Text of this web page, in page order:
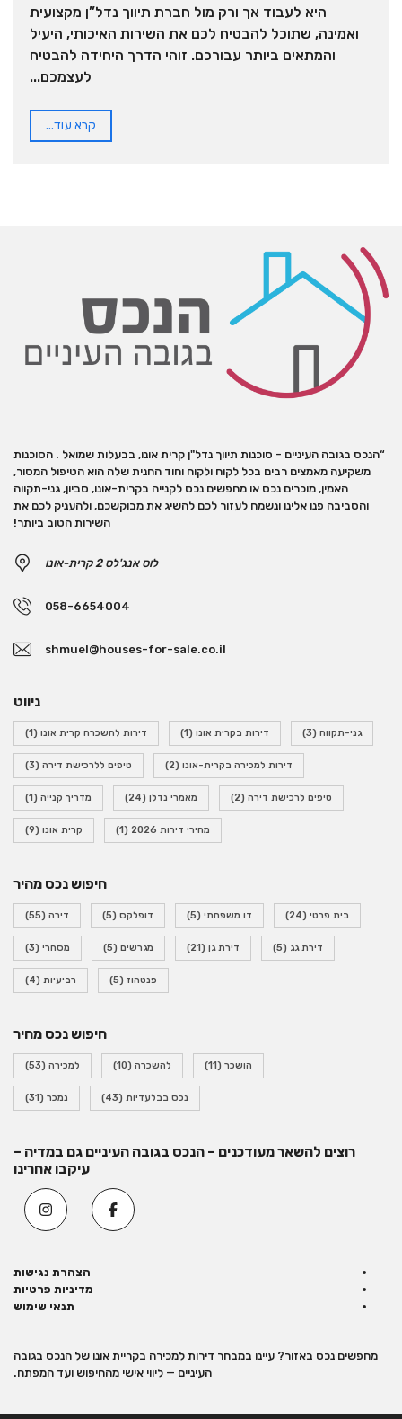
היא לעבוד אך ורק מול חברת תיווך נדל”ן מקצועית
ואמינה, שתוכל להבטיח לכם את השירות האיכותי, היעיל
והמתאים ביותר עבורכם. זוהי הדרך היחידה להבטיח
לעצמכם...
קרא עוד...
“הנכס בגובה העיניים - סוכנות תיווך נדל"ן קרית אונו, בבעלות שמואל . הסוכנות
משקיעה מאמצים רבים בכל לקוח ולקוח וחוד החנית שלה הוא הטיפול המסור,
האמין, מוכרים נכס או מחפשים נכס לקנייה בקרית-אונו, סביון, גני-תקווה
והסביבה פנו אלינו ונשמח לעזור לכם להשיג את מבוקשכם, ולהעניק לכם את
השירות הטוב ביותר!
לוס אנג'לס 2 קרית-אונו
058-6654004
shmuel@houses-for-sale.co.il
ניווט
גני-תקווה (3) דירות בקרית אונו (1) דירות להשכרה קרית אונו (1)
דירות למכירה בקרית-אונו (2) טיפים ללרכישת דירה (3)
טיפים לרכישת דירה (2) מאמרי נדלן (24) מדריך קנייה (1)
מחירי דירות 2026 (1) קרית אונו (9)
חיפוש נכס מהיר
בית פרטי (24) דו משפחתי (5) דופלקס (5) דירה (55)
דירת גג (5) דירת גן (21) מגרשים (5) מסחרי (3)
פנטהוז (5) רביעיות (4)
חיפוש נכס מהיר
הושכר (11) להשכרה (10) למכירה (53)
נכס בבלעדיות (43) נמכר (31)
רוצים להשאר מעודכנים – הנכס בגובה העיניים גם במדיה –
עיקבו אחרינו
הצהרת נגישות
מדיניות פרטיות
תנאי שימוש
מחפשים נכס באזור? עיינו במבחר דירות למכירה בקריית אונו של הנכס בגובה
העיניים — ליווי אישי מהחיפוש ועד המפתח.